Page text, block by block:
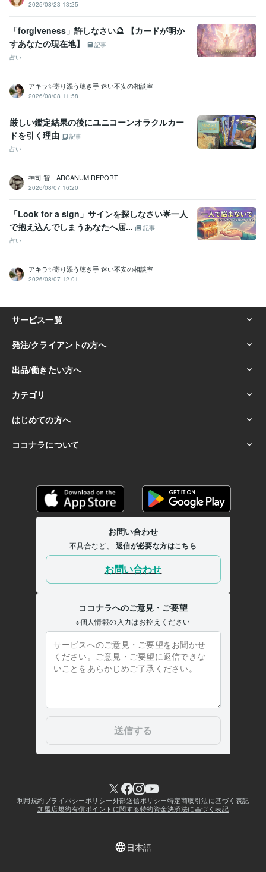
2025/08/23 13:25
「forgiveness」許しなさい🔮 【カードが明か
すあなたの現在地】
記事
占い
アキラ✨寄り添う聴き手 迷い不安の相談室
2026/08/08 11:58
厳しい鑑定結果の後にユニコーンオラクルカー
ドを引く理由
記事
占い
神司 智｜ARCANUM REPORT
2026/08/07 16:20
「Look for a sign」サインを探しなさい🌟一人
で抱え込んでしまうあなたへ届...
記事
占い
アキラ✨寄り添う聴き手 迷い不安の相談室
2026/08/07 12:01